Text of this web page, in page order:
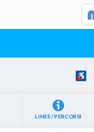
LINEE / PERCORSI